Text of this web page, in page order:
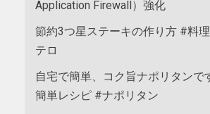
Application Firewall）強化
節約3つ星ステーキの作り方 #料
テロ
自宅で簡単、コク旨ナポリタン
簡単レシピ #ナポリタン